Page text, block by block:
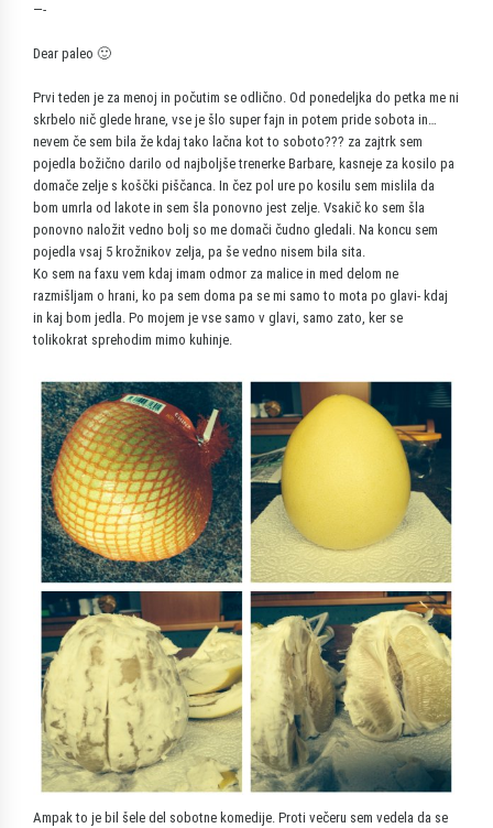
—-
Dear paleo 🙂
Prvi teden je za menoj in počutim se odlično. Od ponedeljka do petka me ni
skrbelo nič glede hrane, vse je šlo super fajn in potem pride sobota in…
nevem če sem bila že kdaj tako lačna kot to soboto??? za zajtrk sem
pojedla božično darilo od najboljše trenerke Barbare, kasneje za kosilo pa
domače zelje s koščki piščanca. In čez pol ure po kosilu sem mislila da
bom umrla od lakote in sem šla ponovno jest zelje. Vsakič ko sem šla
ponovno naložit vedno bolj so me domači čudno gledali. Na koncu sem
pojedla vsaj 5 krožnikov zelja, pa še vedno nisem bila sita.
Ko sem na faxu vem kdaj imam odmor za malice in med delom ne
razmišljam o hrani, ko pa sem doma pa se mi samo to mota po glavi- kdaj
in kaj bom jedla. Po mojem je vse samo v glavi, samo zato, ker se
tolikokrat sprehodim mimo kuhinje.
Ampak to je bil šele del sobotne komedije. Proti večeru sem vedela da se